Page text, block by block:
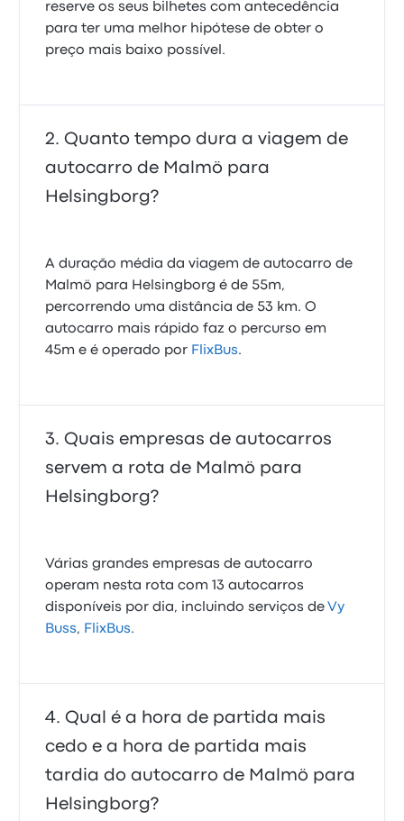
reserve os seus bilhetes com antecedência
para ter uma melhor hipótese de obter o
preço mais baixo possível.
Quanto tempo dura a viagem de
autocarro de Malmö para
Helsingborg?
A duração média da viagem de autocarro de
Malmö para Helsingborg é de 55m,
percorrendo uma distância de 53 km. O
autocarro mais rápido faz o percurso em
45m e é operado por FlixBus.
Quais empresas de autocarros
servem a rota de Malmö para
Helsingborg?
Várias grandes empresas de autocarro
operam nesta rota com 13 autocarros
disponíveis por dia, incluindo serviços de Vy
Buss, FlixBus.
Qual é a hora de partida mais
cedo e a hora de partida mais
tardia do autocarro de Malmö para
Helsingborg?